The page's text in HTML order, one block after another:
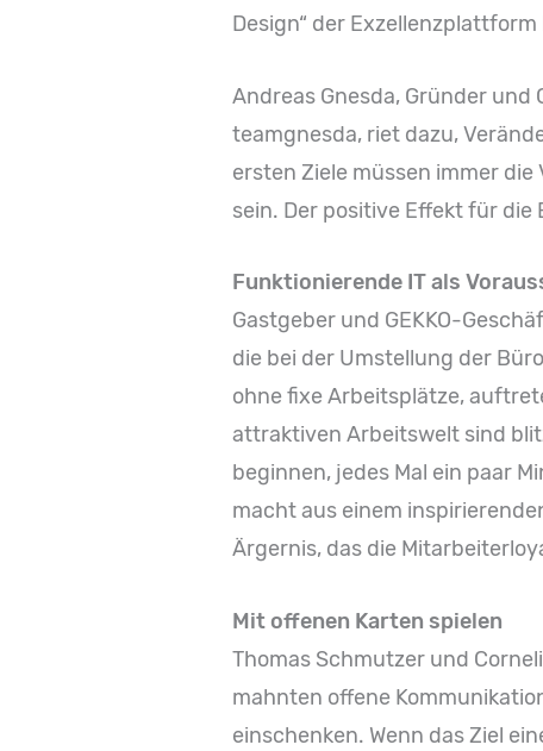
Design“ der
Andreas Gnesda, Gründer
teamgnesda, riet dazu,
ersten Ziele müssen immer
sein. Der positive Effekt für
Funktionierende IT als
Gastgeber und GEKKO-
die bei der Umstellung der
ohne fixe Arbeitsplätze,
attraktiven Arbeitswelt sind
beginnen, jedes Mal ein paar
macht aus einem
Ärgernis, das die
Mit offenen Karten spielen
Thomas Schmutzer und
mahnten offene
einschenken. Wenn das Ziel